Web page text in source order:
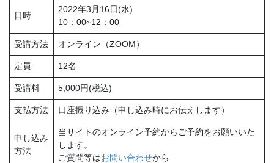
日時
2022年3月16日(水)
10：00~12：00
受講方法 オンライン（ZOOM）
定員 12名
受講料 5,000円(税込)
支払方法 口座振り込み（申し込み時にお伝えします）
申し込み
方法
当サイトのオンライン予約からご予約をお願いいた
します。
ご質問等はお問い合わせから